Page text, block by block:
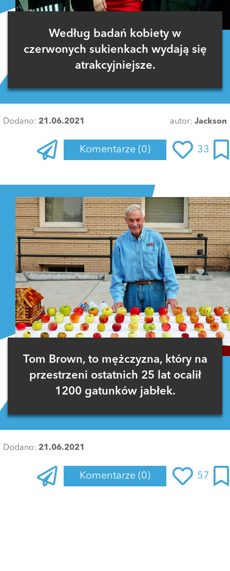
Według badań kobiety w
czerwonych sukienkach wydają się
atrakcyjniejsze.
Dodano: 21.06.2021 autor: Jackson
Komentarze (0) 33
Tom Brown, to mężczyzna, który na
przestrzeni ostatnich 25 lat ocalił
1200 gatunków jabłek.
Dodano: 21.06.2021
Komentarze (0) 57